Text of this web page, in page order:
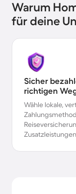
Warum
für deine
Sicher
richtigen
Wähle lokale,